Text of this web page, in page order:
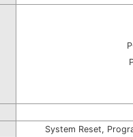
System Reset,